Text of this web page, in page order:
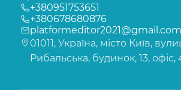
+380951753651
+380678680876
platformeditor2021@gmail.com
01011, Україна, місто Київ,
Рибальська, будинок, 13, офіс,